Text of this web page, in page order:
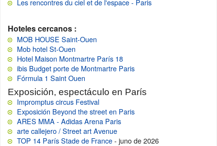
Les rencontres du ciel et de l'espace - Paris
Hoteles cercanos :
MOB HOUSE Saint-Ouen
Mob hotel St-Ouen
Hotel Maison Montmartre París 18
ibis Budget porte de Montmartre Paris
Fórmula 1 Saint Ouen
Exposición, espectáculo en París
Impromptus circus Festival
Exposición Beyond the street en Paris
ARES MMA - Adidas Arena Paris
arte callejero / Street art Avenue
TOP 14 París Stade de France- juno de 2026